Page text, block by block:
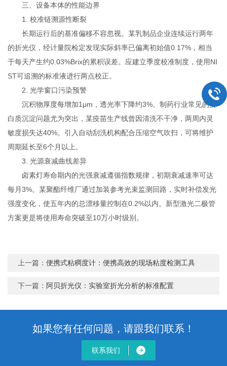
三、设备本体的性能边界
1. 校准链溯源性断裂
长期运行后的基准偏移不容忽视。某乳制品企业连续运行两年
的折光仪，经计量院检定发现实际斜率已偏离初始值0.17%，相当
于每天产生约0.03%Brix的累积误差。应建立季度校准制度，使用NI
ST可追溯的标准液进行两点校正。
2. 光学窗口污染预警
沉积物厚度每增加1μm，透光率下降约3%。制药行业常见的蛋
白质沉淀问题尤为突出，某疫苗生产线曾因清洗不干净，两周内灵
敏度损失达40%。引入自动刮洗机构配合压缩空气吹扫，可将维护
周期延长至6个月以上。
3. 光源衰减曲线差异
卤素灯寿命期内的光强衰减遵循指数规律，初期衰减速率可达
每月3%。某聚酯纤维厂通过加装参考光束监测回路，实时补偿发光
强度变化，使五年内的总漂移量控制在0.2%以内。新型激光二极管
方案更是将使用寿命突破至10万小时级别。
上一篇：便携式粘稠度计：便携高效的现场粘度检测工具
下一篇： 阿贝折光仪：实验室折光分析的标准配置
如果您有任何问题，请跟我们联系！
联系我们